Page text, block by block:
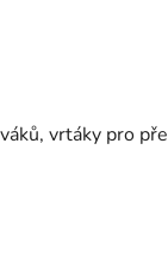
vrtáky pro